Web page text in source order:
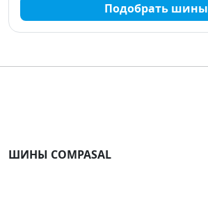
Подобрать шины
ШИНЫ COMPASAL